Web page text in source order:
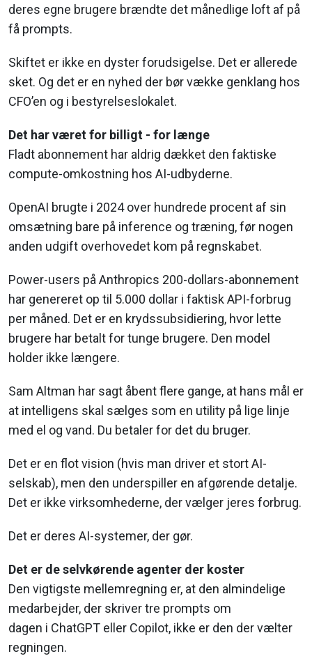
deres egne brugere brændte det månedlige loft af på
få prompts.
Skiftet er ikke en dyster forudsigelse. Det er allerede
sket. Og det er en nyhed der bør vække genklang hos
CFO’en og i bestyrelseslokalet.
Det har været for billigt - for længe
Fladt abonnement har aldrig dækket den faktiske
compute-omkostning hos AI-udbyderne.
OpenAI brugte i 2024 over hundrede procent af sin
omsætning bare på inference og træning, før nogen
anden udgift overhovedet kom på regnskabet.
Power-users på Anthropics 200-dollars-abonnement
har genereret op til 5.000 dollar i faktisk API-forbrug
per måned. Det er en krydssubsidiering, hvor lette
brugere har betalt for tunge brugere. Den model
holder ikke længere.
Sam Altman har sagt åbent flere gange, at hans mål er
at intelligens skal sælges som en utility på lige linje
med el og vand. Du betaler for det du bruger.
Det er en flot vision (hvis man driver et stort AI-
selskab), men den underspiller en afgørende detalje.
Det er ikke virksomhederne, der vælger jeres forbrug.
Det er deres AI-systemer, der gør.
Det er de selvkørende agenter der koster
Den vigtigste mellemregning er, at den almindelige
medarbejder, der skriver tre prompts om
dagen i ChatGPT eller Copilot, ikke er den der vælter
regningen.